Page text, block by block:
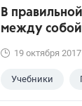
В
между
19 октября 2017
Учебники